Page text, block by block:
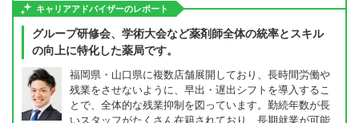
キャリアアドバイザーのレポート
グループ研修会、学術大会など薬剤師全体の統率とスキル
の向上に特化した薬局です。
福岡県・山口県に複数店舗展開しており、長時間労働や
残業をさせないように、早出・遅出シフトを導入するこ
とで、全体的な残業抑制を図っています。勤続年数が長
いスタッフがたくさん在籍されており、長期就業が可能